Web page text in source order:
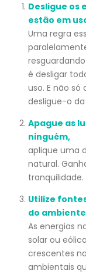
Desligue os
estão em
Uma regra
é desligar
uso. E não
desligue-o
Apague as
ninguém,
aplique uma
natural.
tranquilidade.
Utilize
do ambiente
As energias
solar ou
crescentes
ambientais